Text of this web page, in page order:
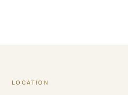
LOCATION